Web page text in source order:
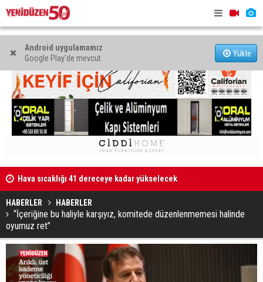
Android uygulamamız
Google Play'de mevcut
Yükle
İncirli: “Yaşlıların kaliteli ve erişilebilir bakım hizmeti
alması en temel önceliğimiz”
HABERLER HABERLER
“İçeriğine bu haliyle karşıyız, komitede düzenlenmemesi halinde
oyumuz ret”